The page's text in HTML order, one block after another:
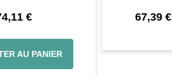
en acrylique
sortir un jeu de
par son design
pourquoi il est un
€
AU PANIER
67,39 €